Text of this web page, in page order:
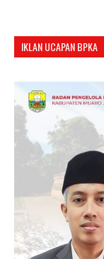
IKLAN UCAPAN BPKA